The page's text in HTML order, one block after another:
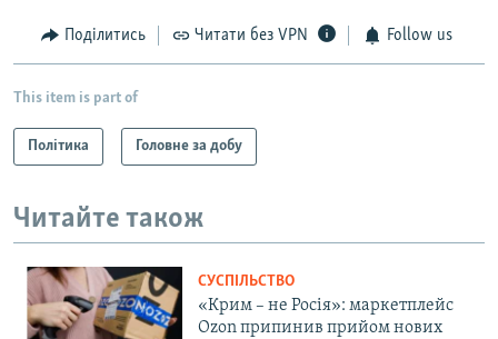
Поділитись Читати без VPN Follow us
This item is part of
Політика Головне за добу
Читайте також
СУСПІЛЬСТВО
«Крим – не Росія»: маркетплейс
Ozon припинив прийом нових